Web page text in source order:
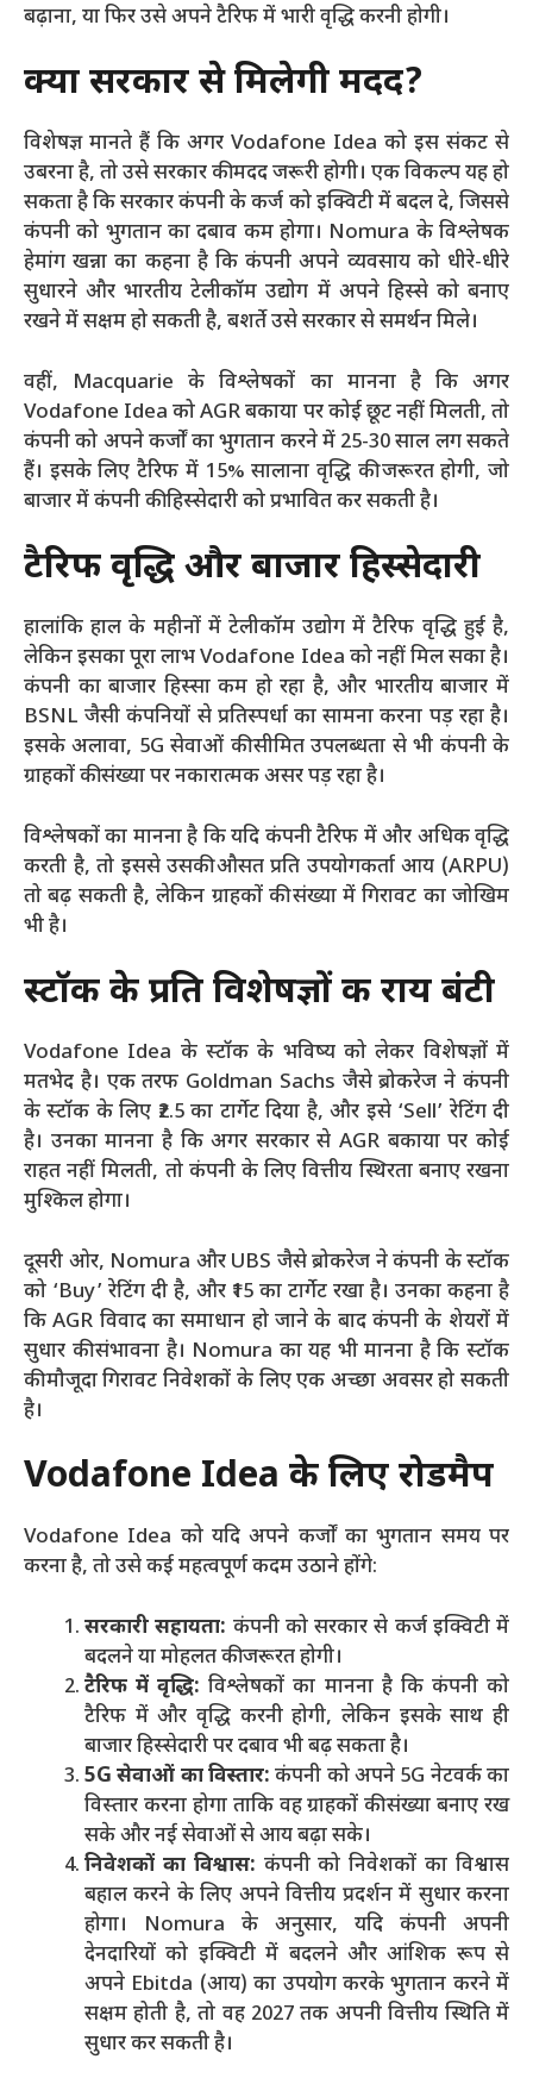
बढ़ाना, या फिर उसे अपने टैरिफ में भारी वृद्धि करनी होगी।
क्या सरकार से मिलेगी मदद?
विशेषज्ञ मानते हैं कि अगर Vodafone Idea को इस संकट से
उबरना है, तो उसे सरकार की मदद जरूरी होगी। एक विकल्प यह हो
सकता है कि सरकार कंपनी के कर्ज को इक्विटी में बदल दे, जिससे
कंपनी को भुगतान का दबाव कम होगा। Nomura के विश्लेषक
हेमांग खन्ना का कहना है कि कंपनी अपने व्यवसाय को धीरे-धीरे
सुधारने और भारतीय टेलीकॉम उद्योग में अपने हिस्से को बनाए
रखने में सक्षम हो सकती है, बशर्ते उसे सरकार से समर्थन मिले।
वहीं, Macquarie के विश्लेषकों का मानना है कि अगर
Vodafone Idea को AGR बकाया पर कोई छूट नहीं मिलती, तो
कंपनी को अपने कर्जों का भुगतान करने में 25-30 साल लग सकते
हैं। इसके लिए टैरिफ में 15% सालाना वृद्धि की जरूरत होगी, जो
बाजार में कंपनी की हिस्सेदारी को प्रभावित कर सकती है।
टैरिफ वृद्धि और बाजार हिस्सेदारी
हालांकि हाल के महीनों में टेलीकॉम उद्योग में टैरिफ वृद्धि हुई है,
लेकिन इसका पूरा लाभ Vodafone Idea को नहीं मिल सका है।
कंपनी का बाजार हिस्सा कम हो रहा है, और भारतीय बाजार में
BSNL जैसी कंपनियों से प्रतिस्पर्धा का सामना करना पड़ रहा है।
इसके अलावा, 5G सेवाओं की सीमित उपलब्धता से भी कंपनी के
ग्राहकों की संख्या पर नकारात्मक असर पड़ रहा है।
विश्लेषकों का मानना है कि यदि कंपनी टैरिफ में और अधिक वृद्धि
करती है, तो इससे उसकी औसत प्रति उपयोगकर्ता आय (ARPU)
तो बढ़ सकती है, लेकिन ग्राहकों की संख्या में गिरावट का जोखिम
भी है।
स्टॉक के प्रति विशेषज्ञों की राय बंटी
Vodafone Idea के स्टॉक के भविष्य को लेकर विशेषज्ञों में
मतभेद है। एक तरफ Goldman Sachs जैसे ब्रोकरेज ने कंपनी
के स्टॉक के लिए ₹2.5 का टार्गेट दिया है, और इसे ‘Sell’ रेटिंग दी
है। उनका मानना है कि अगर सरकार से AGR बकाया पर कोई
राहत नहीं मिलती, तो कंपनी के लिए वित्तीय स्थिरता बनाए रखना
मुश्किल होगा।
दूसरी ओर, Nomura और UBS जैसे ब्रोकरेज ने कंपनी के स्टॉक
को ‘Buy’ रेटिंग दी है, और ₹15 का टार्गेट रखा है। उनका कहना है
कि AGR विवाद का समाधान हो जाने के बाद कंपनी के शेयरों में
सुधार की संभावना है। Nomura का यह भी मानना है कि स्टॉक
की मौजूदा गिरावट निवेशकों के लिए एक अच्छा अवसर हो सकती
है।
Vodafone Idea के लिए रोडमैप
Vodafone Idea को यदि अपने कर्जों का भुगतान समय पर
करना है, तो उसे कई महत्वपूर्ण कदम उठाने होंगे:
सरकारी सहायता: कंपनी को सरकार से कर्ज इक्विटी में
बदलने या मोहलत की जरूरत होगी।
टैरिफ में वृद्धि: विश्लेषकों का मानना है कि कंपनी को
टैरिफ में और वृद्धि करनी होगी, लेकिन इसके साथ ही
बाजार हिस्सेदारी पर दबाव भी बढ़ सकता है।
5G सेवाओं का विस्तार: कंपनी को अपने 5G नेटवर्क का
विस्तार करना होगा ताकि वह ग्राहकों की संख्या बनाए रख
सके और नई सेवाओं से आय बढ़ा सके।
निवेशकों का विश्वास: कंपनी को निवेशकों का विश्वास
बहाल करने के लिए अपने वित्तीय प्रदर्शन में सुधार करना
होगा। Nomura के अनुसार, यदि कंपनी अपनी
देनदारियों को इक्विटी में बदलने और आंशिक रूप से
अपने Ebitda (आय) का उपयोग करके भुगतान करने में
सक्षम होती है, तो वह 2027 तक अपनी वित्तीय स्थिति में
सुधार कर सकती है।